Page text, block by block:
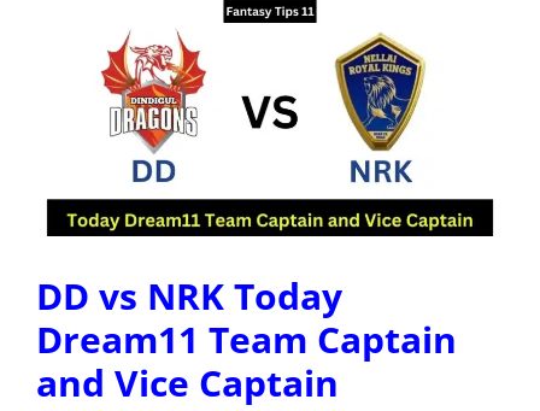
DD vs NRK Today
Dream11 Team Captain
and Vice Captain